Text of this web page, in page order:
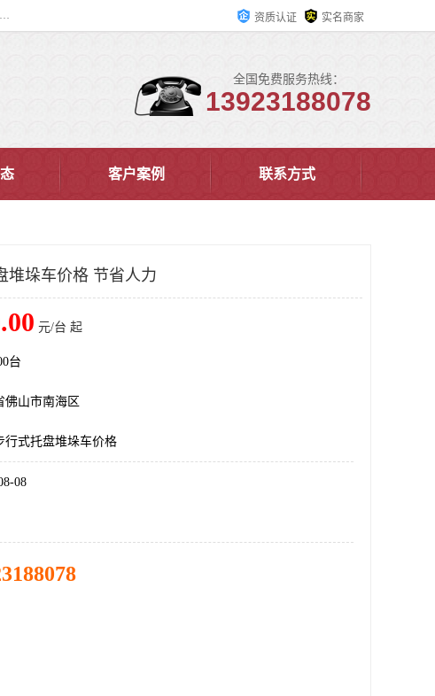
佛山市皇加力机械设备有限公司成立于2017年，注册地位于佛山市南海区。经营范围包括：其他机械设备及电子产品批发、电气设备批发、贸易代理、五金产品批发等；主要产品有：移动式登车桥、叉车装卸货平台、移动式升降机、升降货梯、油桶夹具、电动堆高车。 资质认证 实名商家
全国免费服务热线：
13923188078
客户案例 联系方式
堆垛车价格 节省人力
元/台 起
台
佛山市南海区
行式托盘堆垛车价格
08